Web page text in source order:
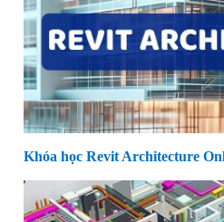
Khóa học Revit Architecture